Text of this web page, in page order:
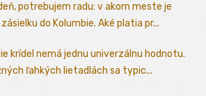
potrebujem radu: v akom meste je
do Kolumbie. Aké platia pr...
krídel nemá jednu univerzálnu hodnotu.
ľahkých lietadlách sa typic...